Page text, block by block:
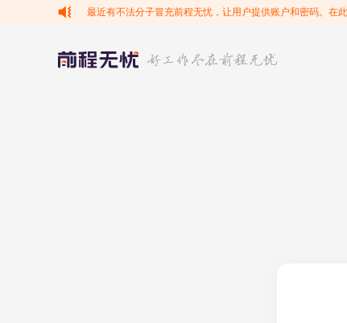
最近有不法分子冒充前程无忧，让用户提供账户和密码。在